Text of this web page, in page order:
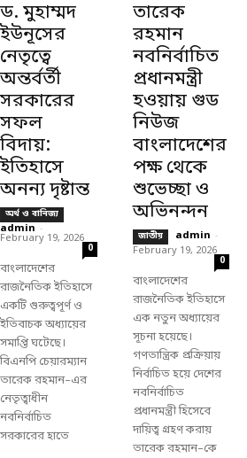
ড. মুহাম্মদ
ইউনূসের
নেতৃত্বে
অন্তর্বর্তী
সরকারের
সফল
বিদায়:
ইতিহাসে
অনন্য দৃষ্টান্ত
অর্থ ও বানিজ্য
admin -
February 19, 2026
0
বাংলাদেশের
রাজনৈতিক ইতিহাসে
একটি গুরুত্বপূর্ণ ও
ইতিবাচক অধ্যায়ের
সমাপ্তি ঘটেছে।
বিএনপি চেয়ারম্যান
তারেক রহমান–এর
নেতৃত্বাধীন
নবনির্বাচিত
সরকারের হাতে
তারেক
রহমান
নবনির্বাচিত
প্রধানমন্ত্রী
হওয়ায় গুড
নিউজ
বাংলাদেশের
পক্ষ থেকে
শুভেচ্ছা ও
অভিনন্দন
জাতীয় admin -
February 19, 2026
0
বাংলাদেশের
রাজনৈতিক ইতিহাসে
এক নতুন অধ্যায়ের
সূচনা হয়েছে।
গণতান্ত্রিক প্রক্রিয়ায়
নির্বাচিত হয়ে দেশের
নবনির্বাচিত
প্রধানমন্ত্রী হিসেবে
দায়িত্ব গ্রহণ করায়
তারেক রহমান–কে